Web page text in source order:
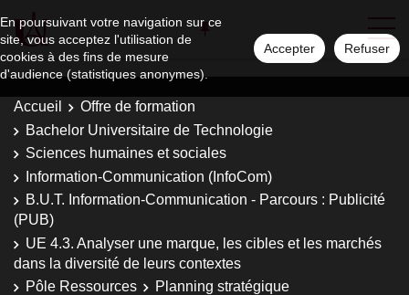
En poursuivant votre navigation sur ce
site, vous acceptez l'utilisation de
cookies à des fins de mesure
d'audience (statistiques anonymes).
Accepter Refuser
Accueil
Offre de formation
Bachelor Universitaire de Technologie
Sciences humaines et sociales
Information-Communication (InfoCom)
B.U.T. Information-Communication - Parcours : Publicité
(PUB)
UE 4.3. Analyser une marque, les cibles et les marchés
dans la diversité de leurs contextes
Pôle Ressources
Planning stratégique